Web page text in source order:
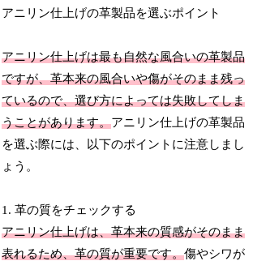
アニリン仕上げの革製品を選ぶポイント
アニリン仕上げは最も自然な風合いの革製品
ですが、革本来の風合いや傷がそのまま残っ
ているので、選び方によっては失敗してしま
うことがあります。アニリン仕上げの革製品
を選ぶ際には、以下のポイントに注意しまし
ょう。
1. 革の質をチェックする
アニリン仕上げは、革本来の質感がそのまま
表れるため、革の質が重要です。傷やシワが